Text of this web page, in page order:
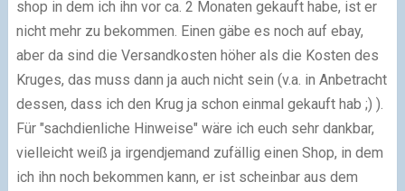
shop in dem ich ihn vor ca. 2 Monaten gekauft habe, ist er
nicht mehr zu bekommen. Einen gäbe es noch auf ebay,
aber da sind die Versandkosten höher als die Kosten des
Kruges, das muss dann ja auch nicht sein (v.a. in Anbetracht
dessen, dass ich den Krug ja schon einmal gekauft hab ;) ).
Für "sachdienliche Hinweise" wäre ich euch sehr dankbar,
vielleicht weiß ja irgendjemand zufällig einen Shop, in dem
ich ihn noch bekommen kann, er ist scheinbar aus dem